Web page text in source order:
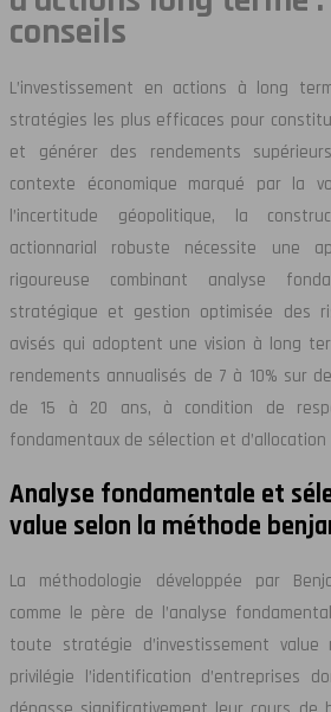
conseils
L’investissement en actions à long
stratégies les plus efficaces pour
et générer des rendements
contexte économique marqué par la
l’incertitude géopolitique, la
actionnarial robuste nécessite une
rigoureuse combinant analyse
stratégique et gestion optimisée des
avisés qui adoptent une vision à long
rendements annualisés de 7 à 10% sur
de 15 à 20 ans, à condition de
fondamentaux de sélection et d’allocation
Analyse fondamentale et
value selon la méthode
La méthodologie développée par
comme le père de l’analyse
toute stratégie d’investissement value
privilégie l’identification d’entreprises